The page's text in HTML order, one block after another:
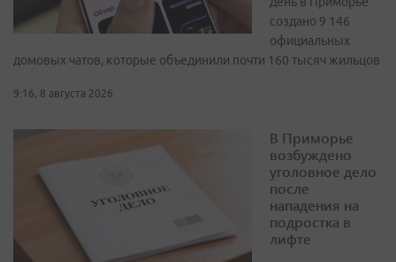
создано 9 146
официальных
домовых чатов, которые объединили почти 160 тысяч жильцов
9:16, 8 августа 2026
В Приморье
возбуждено
уголовное дело
после
нападения на
подростка в
лифте